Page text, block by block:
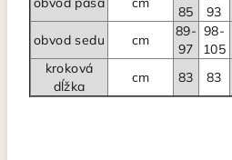
85
93
obvod sedu
cm
89-
97
98-
105
kroková
dĺžka
cm 83 83